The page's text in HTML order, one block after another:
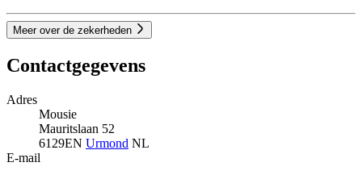
Meer over de zekerheden
Contactgegevens
Adres
Mousie
Mauritslaan 52
6129EN Urmond NL
E-mail